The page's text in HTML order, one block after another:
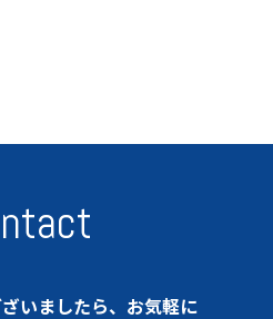
いましたら、 お気軽に